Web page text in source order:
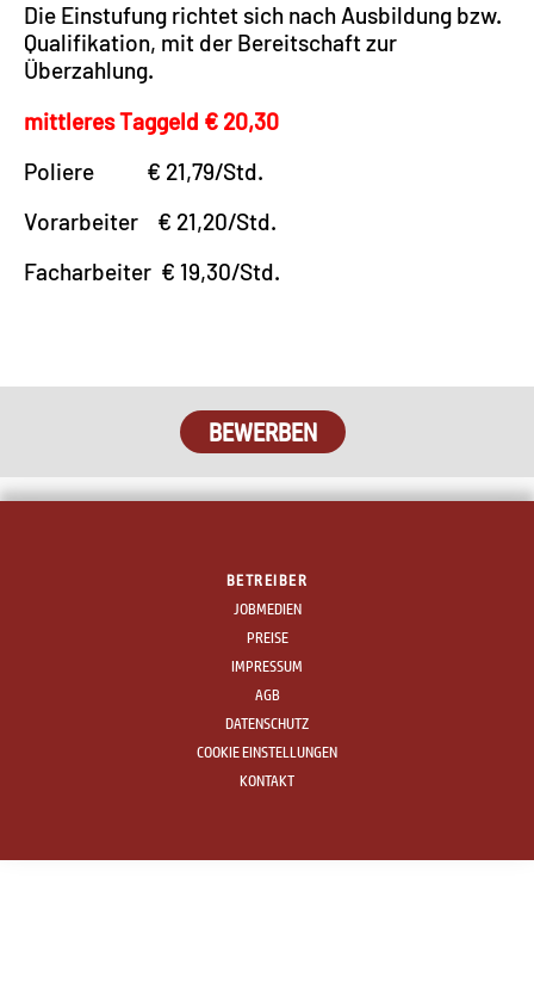
Die Einstufung richtet sich nach Ausbildung bzw.
Qualifikation, mit der Bereitschaft zur
Überzahlung.
mittleres Taggeld € 20,30
Poliere € 21,79/Std.
Vorarbeiter € 21,20/Std.
Facharbeiter € 19,30/Std.
BEWERBEN
BETREIBER
JOBMEDIEN
PREISE
IMPRESSUM
AGB
DATENSCHUTZ
COOKIE EINSTELLUNGEN
KONTAKT